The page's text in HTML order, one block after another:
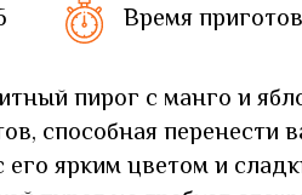
Время
пирог с манго и
способная перенести
ярким цветом и